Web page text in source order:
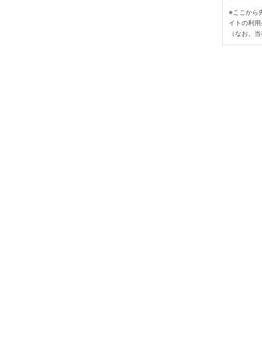
※ここから
イトの利
（なお、